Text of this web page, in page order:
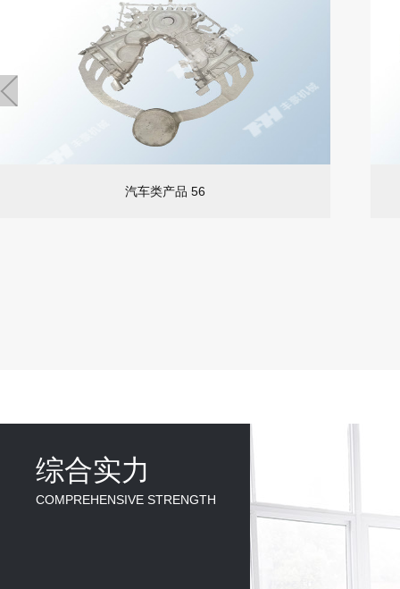
汽车类产品 56
综合实力
COMPREHENSIVE STRENGTH